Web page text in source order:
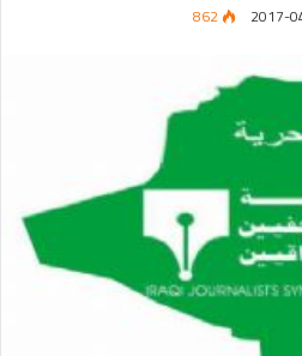
2017-
862